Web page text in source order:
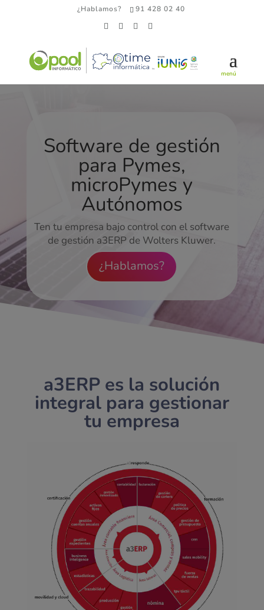
¿Hablamos? 91 428 02 40
Software de gestión
para Pymes,
microPymes y
Autónomos
Ten tu empresa bajo control con el software
de gestión a3ERP de Wolters Kluwer.
¿Hablamos?
a3ERP es la solución
integral para gestionar
tu empresa